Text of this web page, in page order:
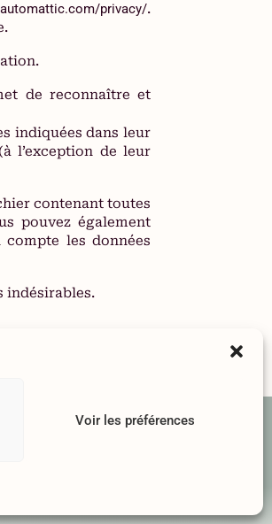
Voir les préférences
privacy/.
de reconnaître et
indiquées dans leur
l’exception de leur
contenant toutes
pouvez également
les données
indésirables.
Conditions Générale de Vente